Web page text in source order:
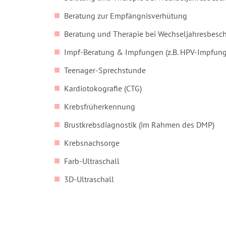
Beratung zur Empfängnisverhütung
Beratung und Therapie bei
Impf-Beratung & Impfungen (z.B. HPV-
Teenager-Sprechstunde
Kardiotokografie (CTG)
Krebsfrüherkennung
Brustkrebsdiagnostik (im Rahmen des DMP)
Krebsnachsorge
Farb-Ultraschall
3D-Ultraschall